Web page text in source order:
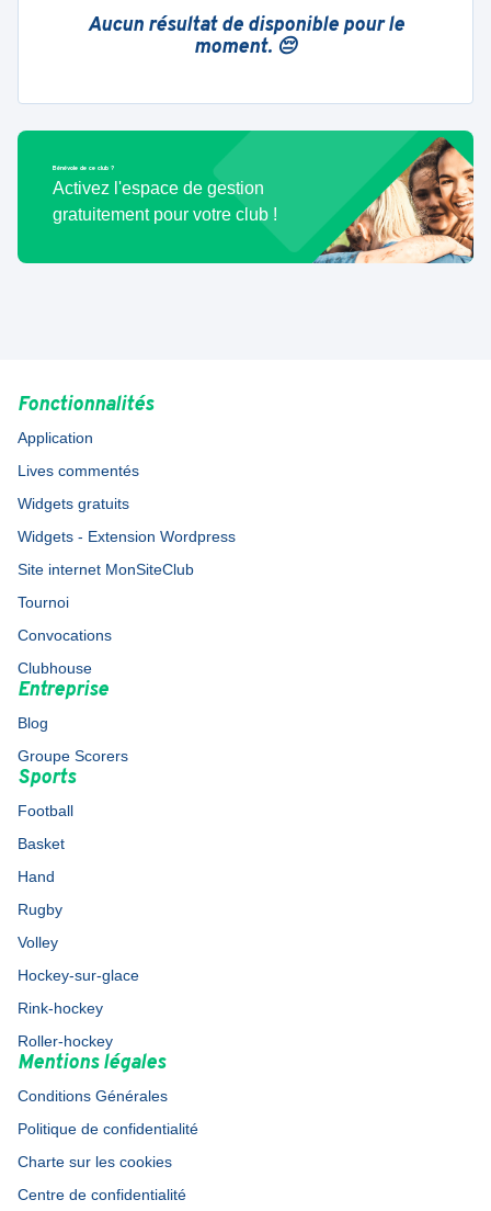
Aucun résultat de disponible pour le
moment. 😔
Bénévole de ce club ?
Activez l'espace de gestion
gratuitement pour votre club !
Fonctionnalités
Application
Lives commentés
Widgets gratuits
Widgets - Extension Wordpress
Site internet MonSiteClub
Tournoi
Convocations
Clubhouse
Entreprise
Blog
Groupe Scorers
Sports
Football
Basket
Hand
Rugby
Volley
Hockey-sur-glace
Rink-hockey
Roller-hockey
Mentions légales
Conditions Générales
Politique de confidentialité
Charte sur les cookies
Centre de confidentialité